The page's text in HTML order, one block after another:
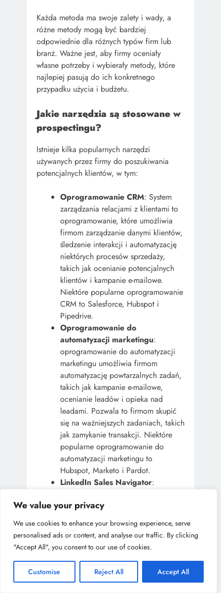
We value your privacy
We use cookies to enhance your browsing experience, serve
personalised ads or content, and analyse our traffic. By clicking
"Accept All", you consent to our use of cookies.
Customise Reject All Accept All
Każda metoda ma swoje zalety i wady, a
różne metody mogą być bardziej
odpowiednie dla różnych typów firm lub
branż. Ważne jest, aby firmy oceniały
własne potrzeby i wybierały metody, które
najlepiej pasują do ich konkretnego
przypadku użycia i budżetu.
Jakie narzędzia są stosowane w
prospectingu?
Istnieje kilka popularnych narzędzi
używanych przez firmy do poszukiwania
potencjalnych klientów, w tym:
Oprogramowanie CRM: System
zarządzania relacjami z klientami to
oprogramowanie, które umożliwia
firmom zarządzanie danymi klientów,
śledzenie interakcji i automatyzację
niektórych procesów sprzedaży,
takich jak ocenianie potencjalnych
klientów i kampanie e-mailowe.
Niektóre popularne oprogramowanie
CRM to Salesforce, Hubspot i
Pipedrive.
Oprogramowanie do
automatyzacji marketingu:
oprogramowanie do automatyzacji
marketingu umożliwia firmom
automatyzację powtarzalnych zadań,
takich jak kampanie e-mailowe,
ocenianie leadów i opieka nad
leadami. Pozwala to firmom skupić
się na ważniejszych zadaniach, takich
jak zamykanie transakcji. Niektóre
popularne oprogramowanie do
automatyzacji marketingu to
Hubspot, Marketo i Pardot.
LinkedIn Sales Navigator:
sprzedawcom identyfikować i łączyć
się z potencjalnymi klientami na
LinkedIn, profesjonalnej sieci
społecznościowej. Sales Navigator
zawiera zaawansowane filtry
wyszukiwania, rekomendacje leadów
oraz możliwość zapisywania leadów i